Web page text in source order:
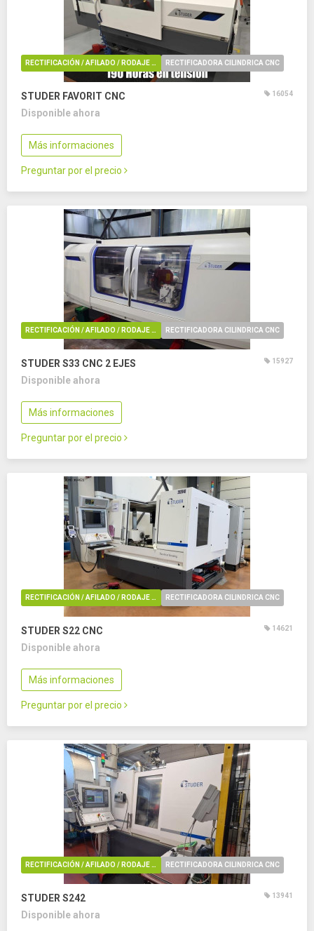
RECTIFICACIÓN / AFILADO / RODAJE / REBARBADO / PULIDO RECTIFICADORA CILINDRICA CNC
STUDER FAVORIT CNC 16054
Disponible ahora
Más informaciones
Preguntar por el precio
RECTIFICACIÓN / AFILADO / RODAJE / REBARBADO / PULIDO RECTIFICADORA CILINDRICA CNC
STUDER S33 CNC 2 EJES 15927
Disponible ahora
Más informaciones
Preguntar por el precio
RECTIFICACIÓN / AFILADO / RODAJE / REBARBADO / PULIDO RECTIFICADORA CILINDRICA CNC
STUDER S22 CNC 14621
Disponible ahora
Más informaciones
Preguntar por el precio
RECTIFICACIÓN / AFILADO / RODAJE / REBARBADO / PULIDO RECTIFICADORA CILINDRICA CNC
STUDER S242 13941
Disponible ahora